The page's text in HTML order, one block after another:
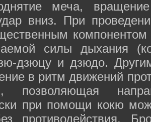
меча,
вниз. При
компонентом
силы дыхания
дзюцу и дзюдо.
в ритм движений
позволяющая
при помощи кокю
противодействия.